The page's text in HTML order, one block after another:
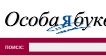
поиск: